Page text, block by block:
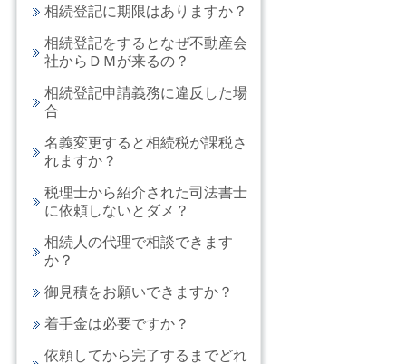
相続登記に期限はありますか？
相続登記をするとなぜ不動産会
社からＤＭが来るの？
相続登記申請義務に違反した場
合
名義変更すると相続税が課税さ
れますか？
税理士から紹介された司法書士
に依頼しないとダメ？
相続人の代理で相談できます
か？
御見積をお願いできますか？
着手金は必要ですか？
依頼してから完了するまでどれ